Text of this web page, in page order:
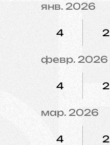
янв. 2026
4 2
февр. 2026
4 2
мар. 2026
4 2